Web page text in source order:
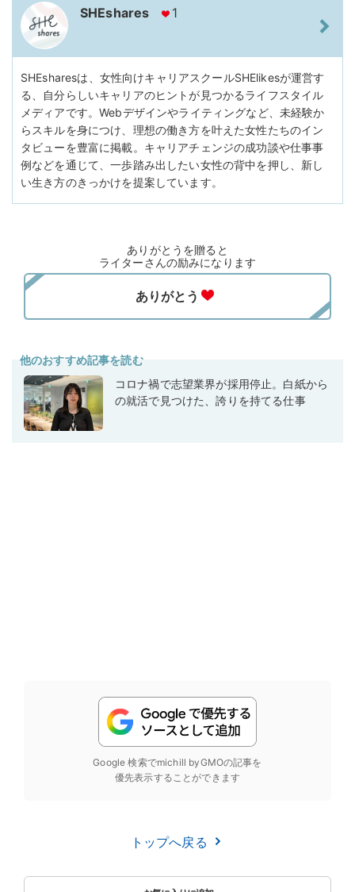
SHEshares 1
SHEsharesは、女性向けキャリアスクールSHElikesが運営す
る、自分らしいキャリアのヒントが見つかるライフスタイル
メディアです。Webデザインやライティングなど、未経験か
らスキルを身につけ、理想の働き方を叶えた女性たちのイン
タビューを豊富に掲載。キャリアチェンジの成功談や仕事事
例などを通じて、一歩踏み出したい女性の背中を押し、新し
い生き方のきっかけを提案しています。
ありがとうを贈ると
ライターさんの励みになります
他のおすすめ記事を読む
コロナ禍で志望業界が採用停止。白紙から
の就活で見つけた、誇りを持てる仕事
Google 検索でmichill byGMOの記事を
優先表示することができます
トップへ戻る